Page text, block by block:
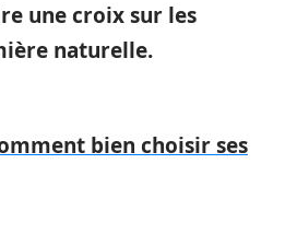
une croix sur les
naturelle.
bien choisir ses